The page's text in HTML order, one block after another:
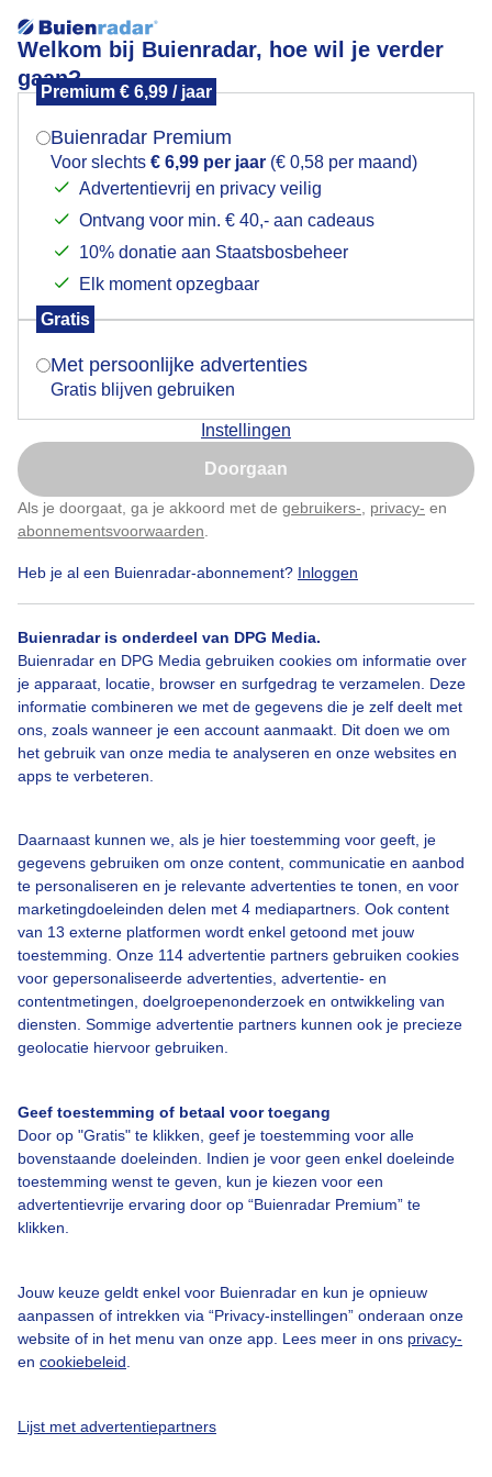
Welkom bij Buienradar, hoe wil je verder
gaan?
Premium € 6,99 / jaar
Buienradar Premium
Voor slechts € 6,99 per jaar (€ 0,58 per maand)
Advertentievrij en privacy veilig
Ontvang voor min. € 40,- aan cadeaus
10% donatie aan Staatsbosbeheer
Elk moment opzegbaar
Gratis
Met persoonlijke advertenties
Gratis blijven gebruiken
Instellingen
Doorgaan
Als je doorgaat, ga je akkoord met de gebruikers- privacy- en
abonnementsvoorwaarden
Heb je al een Buienradar-abonnement? Inloggen
Buienradar is onderdeel van DPG Media.
Buienradar en DPG Media gebruiken cookies om informatie over
je apparaat, locatie, browser en surfgedrag te verzamelen. Deze
informatie combineren we met de gegevens die je zelf deelt met
ons, zoals wanneer je een account aanmaakt. Dit doen we om
het gebruik van onze media te analyseren en onze websites en
apps te verbeteren.
Daarnaast kunnen we, als je hier toestemming voor geeft, je
gegevens gebruiken om onze content, communicatie en aanbod
te personaliseren en je relevante advertenties te tonen, en voor
marketingdoeleinden delen met 4 mediapartners. Ook content
van 13 externe platformen wordt enkel getoond met jouw
toestemming. Onze 114 advertentie partners gebruiken cookies
voor gepersonaliseerde advertenties, advertentie- en
contentmetingen, doelgroepenonderzoek en ontwikkeling van
diensten. Sommige advertentie partners kunnen ook je precieze
geolocatie hiervoor gebruiken.
Geef toestemming of betaal voor toegang
Door op "Gratis" te klikken, geef je toestemming voor alle
bovenstaande doeleinden. Indien je voor geen enkel doeleinde
toestemming wenst te geven, kun je kiezen voor een
advertentievrije ervaring door op “Buienradar Premium” te
klikken.
Jouw keuze geldt enkel voor Buienradar en kun je opnieuw
aanpassen of intrekken via “Privacy-instellingen” onderaan onze
website of in het menu van onze app. Lees meer in ons privacy-
en cookiebeleid
Lijst met advertentiepartners
Zon
Door: Ton Wesselius
Bekijk slideshow
Een moment geduld aub...
Over Buienradar
Contact
Toegankelijkheid
Gebruikersvoorwaarden
Buienradar Team
Privacy beleid
Cookie beleid
Gratis weerdata
Mogen we je locatie gebruiken voor het
Indien je hier nog geen akkoord op hebt gegeven,
verschijnt er zo een pop-up uit je browser waarin
Is goed, toon de popup
Nu niet, misschien later
Klik hierom dit aan te passen